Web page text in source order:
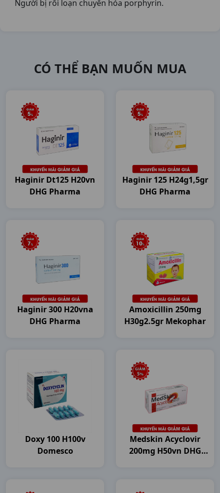
Người bị rối loạn chuyển hóa porphyrin.
CÓ THỂ BẠN MUỐN MUA
Haginir Dt125 H20vn
DHG Pharma
Haginir 125 H24g1,5gr
DHG Pharma
Haginir 300 H20vna
DHG Pharma
Amoxicillin 250mg
H30g2.5gr Mekophar
Doxy 100 H100v
Domesco
Medskin Acyclovir
200mg H50vn DHG